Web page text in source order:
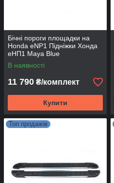
Бічні пороги площадки на
Honda eNP1 Підніжки Хонда
еНП1 Maya Blue
В наявності
11 790 ₴/комплект
Купити
Топ продажів